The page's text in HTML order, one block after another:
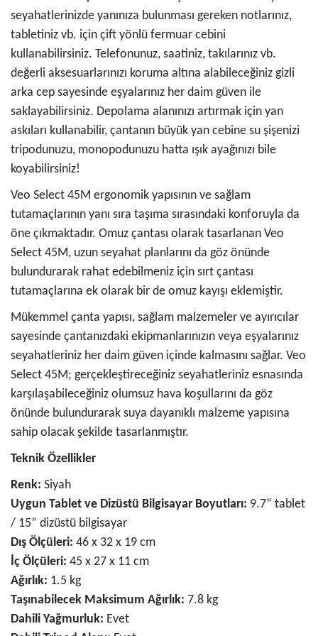
seyahatlerinizde yanınıza bulunması gereken notlarınız,
tabletiniz vb. için çift yönlü fermuar cebini
kullanabilirsiniz. Telefonunuz, saatiniz, takılarınız vb.
değerli aksesuarlarınızı koruma altına alabileceğiniz gizli
arka cep sayesinde eşyalarınız her daim güven ile
saklayabilirsiniz. Depolama alanınızı artırmak için yan
askıları kullanabilir, çantanın büyük yan cebine su şişenizi
tripodunuzu, monopodunuzu hatta ışık ayağınızı bile
koyabilirsiniz!
Veo Select 45M ergonomik yapısının ve sağlam
tutamaçlarının yanı sıra taşıma sırasındaki konforuyla da
öne çıkmaktadır. Omuz çantası olarak tasarlanan Veo
Select 45M, uzun seyahat planlarını da göz önünde
bulundurarak rahat edebilmeniz için sırt çantası
tutamaçlarına ek olarak bir de omuz kayışı eklemiştir.
Mükemmel çanta yapısı, sağlam malzemeler ve ayırıcılar
sayesinde çantanızdaki ekipmanlarınızın veya eşyalarınız
seyahatleriniz her daim güven içinde kalmasını sağlar. Veo
Select 45M; gerçekleştireceğiniz seyahatleriniz esnasında
karşılaşabileceğiniz olumsuz hava koşullarını da göz
önünde bulundurarak suya dayanıklı malzeme yapısına
sahip olacak şekilde tasarlanmıştır.
Teknik Özellikler
Renk: Siyah
Uygun Tablet ve Dizüstü Bilgisayar Boyutları: 9.7” tablet
/ 15” dizüstü bilgisayar
Dış Ölçüleri: 46 x 32 x 19 cm
İç Ölçüleri: 45 x 27 x 11 cm
Ağırlık: 1.5 kg
Taşınabilecek Maksimum Ağırlık: 7.8 kg
Dahili Yağmurluk: Evet